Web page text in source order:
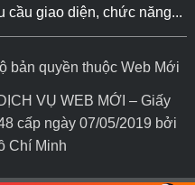
cầu giao diện, chức năng...
bản quyền thuộc Web Mới
VỤ WEB MỚI – Giấy
cấp ngày 07/05/2019 bởi
Chí Minh